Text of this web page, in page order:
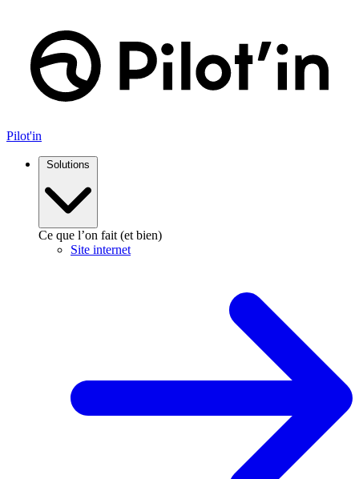
contenu
Pilot'in
Solutions
Ce que l’on fait (et bien)
Site internet